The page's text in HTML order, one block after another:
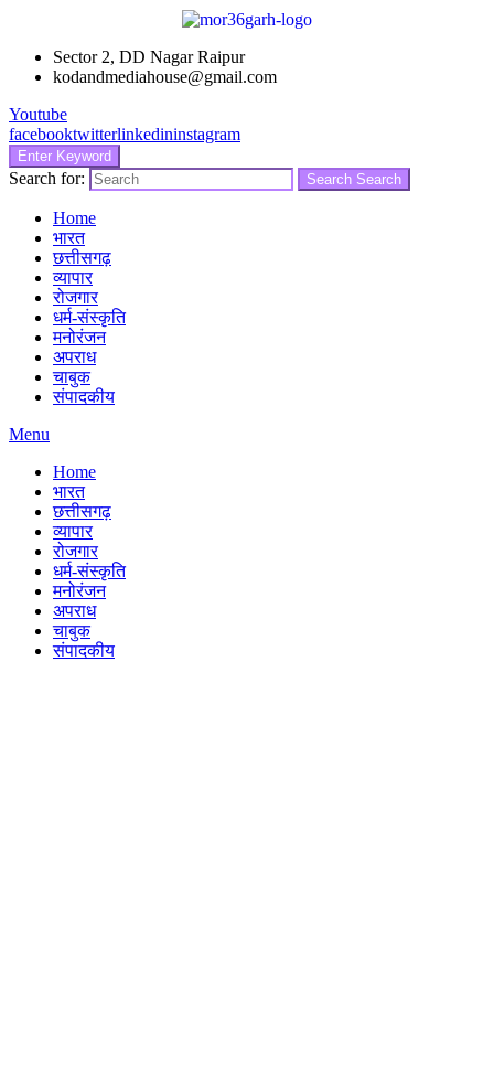
Sector 2, DD Nagar Raipur
kodandmediahouse@gmail.com
Youtube
facebooktwitterlinkedininstagram
Enter Keyword
Search for: Search Search
Home
भारत
छत्तीसगढ़
व्यापार
रोजगार
धर्म-संस्कृति
मनोरंजन
अपराध
चाबुक
संपादकीय
Menu
Home
भारत
छत्तीसगढ़
व्यापार
रोजगार
धर्म-संस्कृति
मनोरंजन
अपराध
चाबुक
संपादकीय